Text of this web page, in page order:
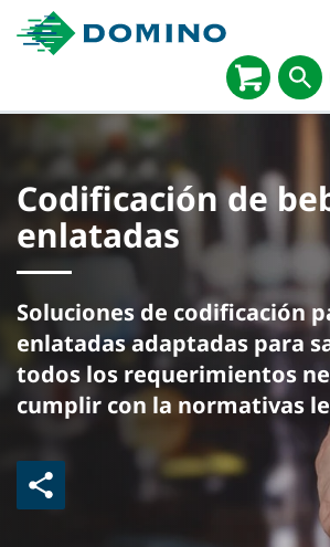
Codificación de
enlatadas
Soluciones de codificación
enlatadas adaptadas para
todos los requerimientos
cumplir con la normativas